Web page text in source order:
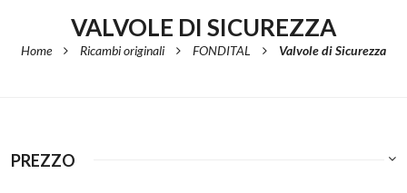
VALVOLE DI SICUREZZA
Home Ricambi originali FONDITAL Valvole di Sicurezza
PREZZO